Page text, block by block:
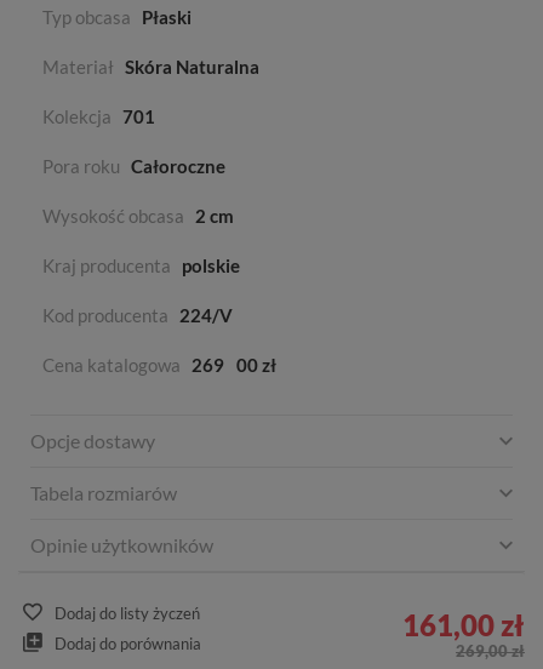
Typ obcasa Płaski
Materiał Skóra Naturalna
Kolekcja 701
Pora roku Całoroczne
Wysokość obcasa 2 cm
Kraj producenta polskie
Kod producenta 224/V
Cena katalogowa 269 00 zł
Opcje dostawy
Tabela rozmiarów
Opinie użytkowników
Dodaj do listy życzeń
Dodaj do porównania
161,00 zł
269,00 zł